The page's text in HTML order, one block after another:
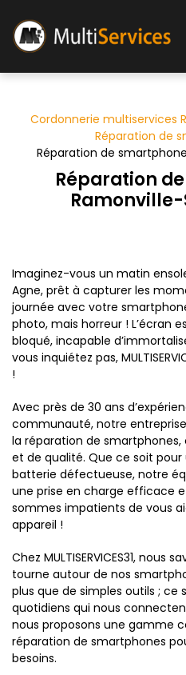
Cordonnerie multiservices
Réparation de
Réparation de
Réparation
Imaginez-vous un matin
Agne, prêt à capturer les
journée avec votre
photo, mais horreur ! L’écran
bloqué, incapable
vous inquiétez pas,
!
Avec près de 30 ans
communauté, notre
la réparation de
et de qualité. Que ce soit
batterie défectueuse, notre
une prise en charge efficace
sommes impatients de vous
appareil !
Chez MULTISERVICES31, nous
tourne autour de nos
plus que de simples outils ; ce
quotidiens qui nous
nous proposons une gamme
réparation de smartphones
besoins.